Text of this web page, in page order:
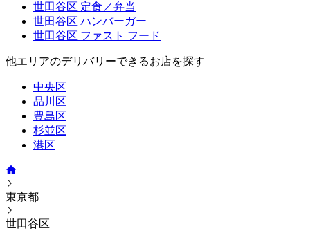
世田谷区 定食／弁当
世田谷区 ハンバーガー
世田谷区 ファスト フード
他エリアのデリバリーできるお店を探す
中央区
品川区
豊島区
杉並区
港区
東京都
世田谷区